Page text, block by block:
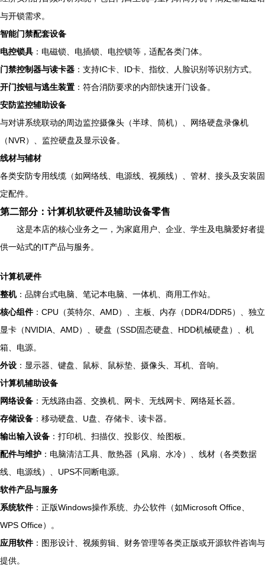
与开锁需求。
智能门禁配套设备
电控锁具 ：电磁锁、电插锁、电控锁等，适配各类门体。
门禁控制器与读卡器 ：支持IC卡、ID卡、指纹、人脸识别等识别方式。
开门按钮与逃生装置 ：符合消防要求的内部快速开门设备。
安防监控辅助设备
与对讲系统联动的周边监控摄像头（半球、筒机）、网络硬盘录像机
（NVR）、监控硬盘及显示设备。
线材与辅材
各类安防专用线缆（如网络线、电源线、视频线）、管材、接头及安装固
定配件。
第二部分：计算机软硬件及辅助设备零售
这是本店的核心业务之一，为家庭用户、企业、学生及电脑爱好者提
供一站式的IT产品与服务。
计算机硬件
整机：品牌台式电脑、笔记本电脑、一体机、商用工作站。
核心组件：CPU（英特尔、AMD）、主板、内存（DDR4/DDR5）、独立
显卡（NVIDIA、AMD）、硬盘（SSD固态硬盘、HDD机械硬盘）、机
箱、电源。
外设 ：显示器、键盘、鼠标、鼠标垫、摄像头、耳机、音响。
计算机辅助设备
网络设备 ：无线路由器、交换机、网卡、无线网卡、网络延长器。
存储设备 ：移动硬盘、U盘、存储卡、读卡器。
输出输入设备 ：打印机、扫描仪、投影仪、绘图板。
配件与维护 ：电脑清洁工具、散热器（风扇、水冷）、线材（各类数据
线、电源线）、UPS不同断电源。
软件产品与服务
系统软件：正版Windows操作系统、办公软件（如Microsoft Office、
WPS Office）。
应用软件：图形设计、视频剪辑、财务管理等各类正版或开源软件咨询与
提供。